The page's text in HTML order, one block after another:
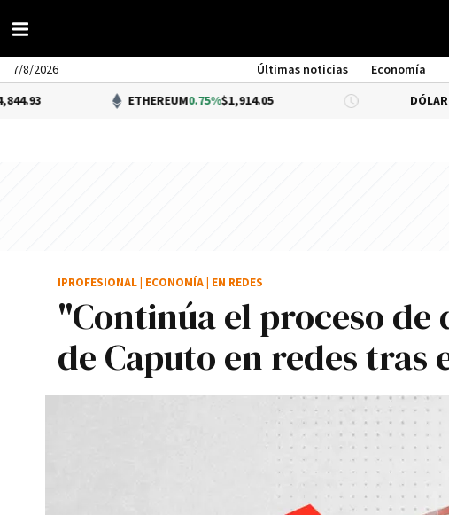
7/8/2026 Últimas noticias Economía
ETHEREUM0.75%$1,914.05 DÓLAR BNA
"Continúa el proceso
de Caputo en redes
IPROFESIONAL ECONOMÍA EN REDES